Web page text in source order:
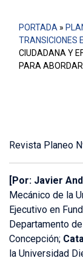
PORTADA »
TRANSICIONES
CIUDADANA Y
PARA
Revista Planeo
[Por: Javier
Mecánico de la
Ejecutivo en
Departamento
Concepción;
la Universidad